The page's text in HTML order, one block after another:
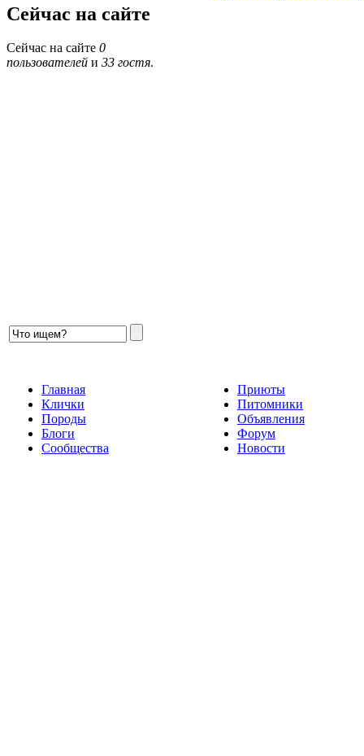
Сейчас на сайте
Сейчас на сайте 0
пользователей и 33 гостя.
Главная
Клички
Породы
Блоги
Сообщества
Приюты
Питомники
Объявления
Форум
Новости